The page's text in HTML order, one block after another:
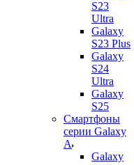
S23
Ultra
Galaxy
S23 Plus
Galaxy
S24
Ultra
Galaxy
S25
Смартфоны
серии Galaxy
A
Galaxy